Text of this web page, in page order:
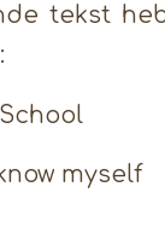
tekst
myself